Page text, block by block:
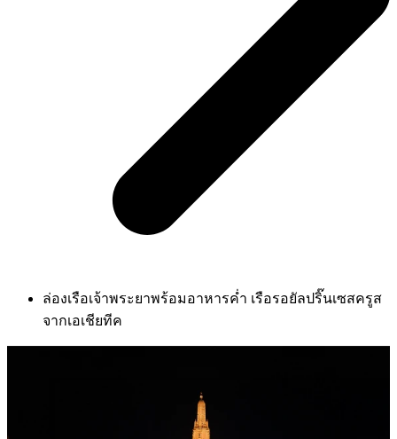
ล่องเรือเจ้าพระยาพร้อมอาหารค่ำ เรือรอยัลปริ๊นเซสครูส
จากเอเชียทีค